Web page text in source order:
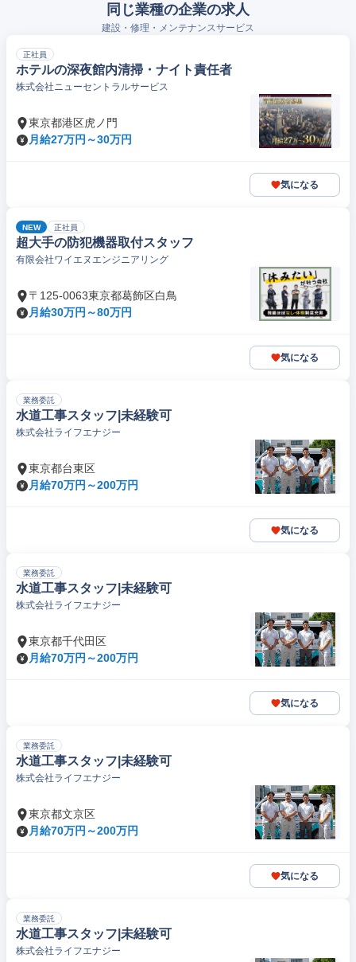
同じ業種の企業の求人
建設・修理・メンテナンスサービス
正社員
ホテルの深夜館内清掃・ナイト責任者
株式会社ニューセントラルサービス
東京都港区虎ノ門
月給27万円～30万円
気になる
NEW 正社員
超大手の防犯機器取付スタッフ
有限会社ワイエヌエンジニアリング
〒125-0063東京都葛飾区白鳥
月給30万円～80万円
気になる
業務委託
水道工事スタッフ|未経験可
株式会社ライフエナジー
東京都台東区
月給70万円～200万円
気になる
業務委託
水道工事スタッフ|未経験可
株式会社ライフエナジー
東京都千代田区
月給70万円～200万円
気になる
業務委託
水道工事スタッフ|未経験可
株式会社ライフエナジー
東京都文京区
月給70万円～200万円
気になる
業務委託
水道工事スタッフ|未経験可
株式会社ライフエナジー